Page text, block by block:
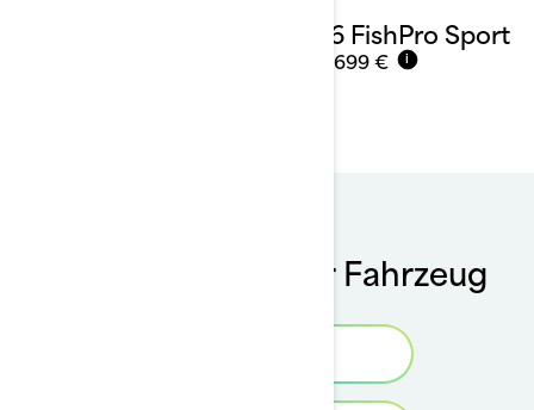
2026 FishPro Sport
21.699 € i
Kaufen Sie sich Ihr Fahrzeug